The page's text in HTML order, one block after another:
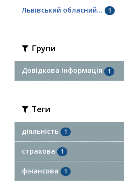
Львівський обласний... 1
Групи
Довідкова інформація 1
Теги
діяльність 1
страхова 1
фінансова 1